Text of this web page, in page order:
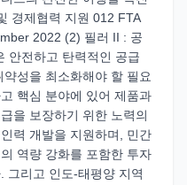
경제협력 지원 012 FTA
2022 (2) 필러 II : 공
안전하고 탄력적인 공급
성을 최소화해야 할 필요
핵심 분야에 있어 제품과
을 보장하기 위한 노력의
력 개발을 지원하며, 민간
역량 강화를 포함한 투자
그리고 인도-태평양 지역